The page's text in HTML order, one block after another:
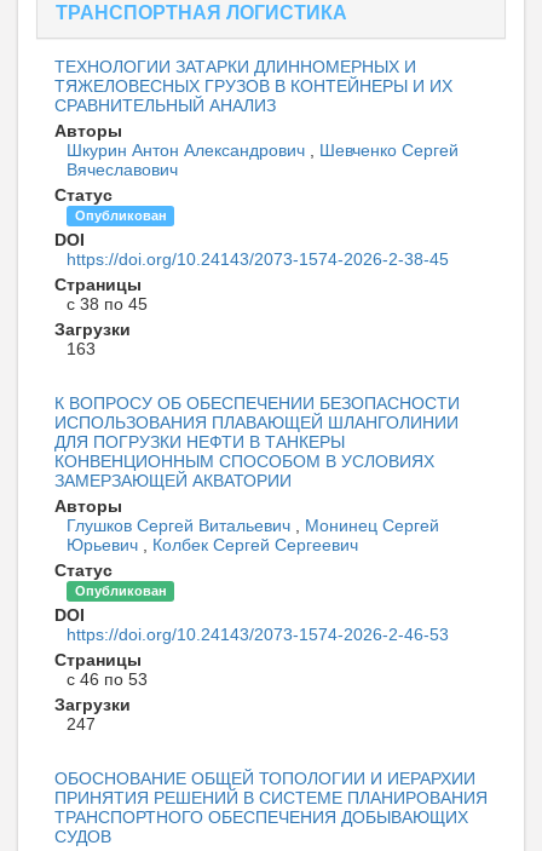
ТРАНСПОРТНАЯ ЛОГИСТИКА
ТЕХНОЛОГИИ ЗАТАРКИ ДЛИННОМЕРНЫХ И
ТЯЖЕЛОВЕСНЫХ ГРУЗОВ В КОНТЕЙНЕРЫ И ИХ
СРАВНИТЕЛЬНЫЙ АНАЛИЗ
Авторы
Шкурин Антон Александрович
Шевченко Сергей
Вячеславович
Статус
Опубликован
DOI
https://doi.org/10.24143/2073-1574-2026-2-38-45
Страницы
с 38 по 45
Загрузки
163
К ВОПРОСУ ОБ ОБЕСПЕЧЕНИИ БЕЗОПАСНОСТИ
ИСПОЛЬЗОВАНИЯ ПЛАВАЮЩЕЙ ШЛАНГОЛИНИИ
ДЛЯ ПОГРУЗКИ НЕФТИ В ТАНКЕРЫ
КОНВЕНЦИОННЫМ СПОСОБОМ В УСЛОВИЯХ
ЗАМЕРЗАЮЩЕЙ АКВАТОРИИ
Авторы
Глушков Сергей Витальевич
Монинец Сергей
Юрьевич
Колбек Сергей Сергеевич
Статус
Опубликован
DOI
https://doi.org/10.24143/2073-1574-2026-2-46-53
Страницы
с 46 по 53
Загрузки
247
ОБОСНОВАНИЕ ОБЩЕЙ ТОПОЛОГИИ И ИЕРАРХИИ
ПРИНЯТИЯ РЕШЕНИЙ В СИСТЕМЕ ПЛАНИРОВАНИЯ
ТРАНСПОРТНОГО ОБЕСПЕЧЕНИЯ ДОБЫВАЮЩИХ
СУДОВ